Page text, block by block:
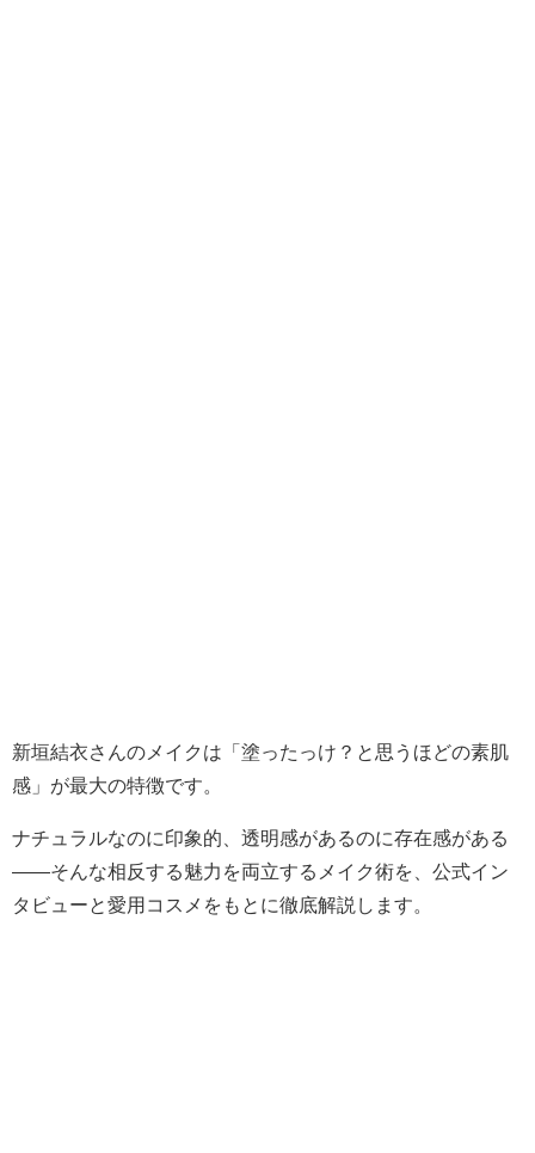
新垣結衣さんのメイクは「塗ったっけ？と思うほどの素肌
感」が最大の特徴です。
ナチュラルなのに印象的、透明感があるのに存在感がある
——そんな相反する魅力を両立するメイク術を、公式イン
タビューと愛用コスメをもとに徹底解説します。